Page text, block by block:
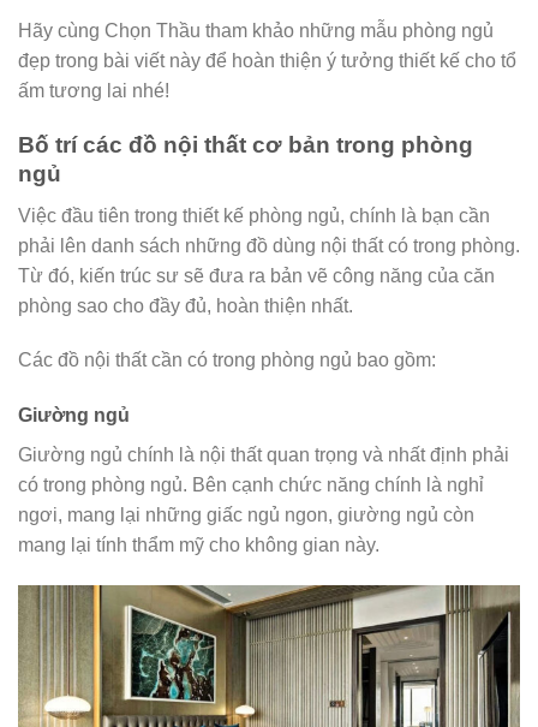
Hãy cùng Chọn Thầu tham khảo những mẫu phòng ngủ
đẹp trong bài viết này để hoàn thiện ý tưởng thiết kế cho tổ
ấm tương lai nhé!
Bố trí các đồ nội thất cơ bản trong phòng
ngủ
Việc đầu tiên trong thiết kế phòng ngủ, chính là bạn cần
phải lên danh sách những đồ dùng nội thất có trong phòng.
Từ đó, kiến trúc sư sẽ đưa ra bản vẽ công năng của căn
phòng sao cho đầy đủ, hoàn thiện nhất.
Các đồ nội thất cần có trong phòng ngủ bao gồm:
Giường ngủ
Giường ngủ chính là nội thất quan trọng và nhất định phải
có trong phòng ngủ. Bên cạnh chức năng chính là nghỉ
ngơi, mang lại những giấc ngủ ngon, giường ngủ còn
mang lại tính thẩm mỹ cho không gian này.